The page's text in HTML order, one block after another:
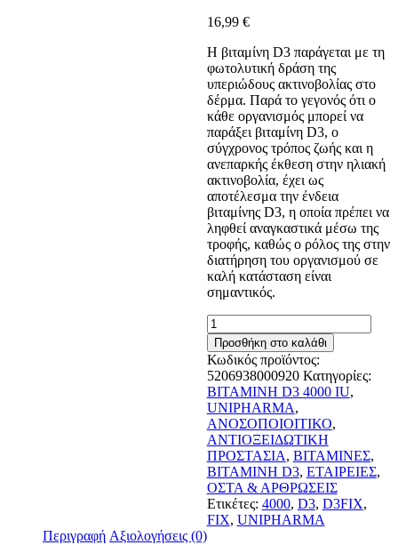
16,99 €
Η βιταμίνη D3 παράγεται με τη
φωτολυτική δράση της
υπεριώδους ακτινοβολίας στο
δέρμα. Παρά το γεγονός ότι ο
κάθε οργανισμός μπορεί να
παράξει βιταμίνη D3, ο
σύγχρονος τρόπος ζωής και η
ανεπαρκής έκθεση στην ηλιακή
ακτινοβολία, έχει ως
αποτέλεσμα την ένδεια
βιταμίνης D3, η οποία πρέπει να
ληφθεί αναγκαστικά μέσω της
τροφής, καθώς ο ρόλος της στην
διατήρηση του οργανισμού σε
καλή κατάσταση είναι
σημαντικός.
UNIPHARMA
D3
Fix
Max
4000
IU
60tabs
ποσότητα
Προσθήκη στο καλάθι
Κωδικός προϊόντος:
5206938000920 Κατηγορίες:
BITAMINH D3 4000 IU,
UNIPHARMA,
ΑΝΟΣΟΠΟΙΟΙΤΙΚΟ,
ΑΝΤΙΟΞΕΙΔΩΤΙΚΗ
ΠΡΟΣΤΑΣΙΑ, ΒΙΤΑΜΙΝΕΣ,
ΒΙΤΑΜΙΝΗ D3, ΕΤΑΙΡΕΙΕΣ,
ΟΣΤΑ & ΑΡΘΡΩΣΕΙΣ
Ετικέτες: 4000, D3, D3FIX,
FIX, UNIPHARMA
Περιγραφή Αξιολογήσεις (0)